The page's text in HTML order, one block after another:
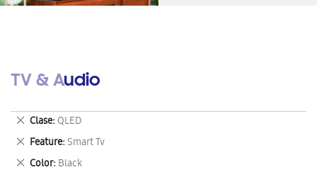
TV & Audio
Clase QLED
Eliminar
este
artículo
Feature Smart Tv
Eliminar
este
Color Black
Eliminar